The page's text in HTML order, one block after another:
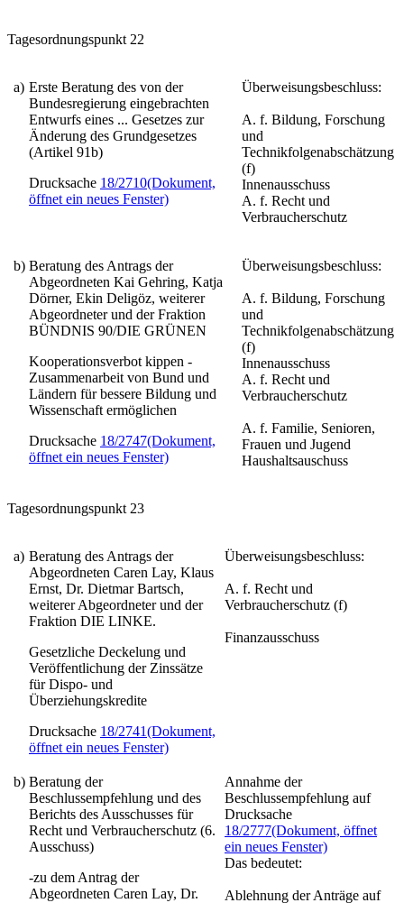
Tagesordnungspunkt 22
a) Erste Beratung des von der
Bundesregierung eingebrachten
Entwurfs eines ... Gesetzes zur
Änderung des Grundgesetzes
(Artikel 91b)
Drucksache 18/2710(Dokument,
öffnet ein neues Fenster)
Überweisungsbeschluss:
A. f. Bildung, Forschung
und
Technikfolgenabschätzung
(f)
Innenausschuss
A. f. Recht und
Verbraucherschutz
b) Beratung des Antrags der
Abgeordneten Kai Gehring, Katja
Dörner, Ekin Deligöz, weiterer
Abgeordneter und der Fraktion
BÜNDNIS 90/DIE GRÜNEN
Kooperationsverbot kippen -
Zusammenarbeit von Bund und
Ländern für bessere Bildung und
Wissenschaft ermöglichen
Drucksache 18/2747(Dokument,
öffnet ein neues Fenster)
Überweisungsbeschluss:
A. f. Bildung, Forschung
und
Technikfolgenabschätzung
(f)
Innenausschuss
A. f. Recht und
Verbraucherschutz
A. f. Familie, Senioren,
Frauen und Jugend
Haushaltsauschuss
Tagesordnungspunkt 23
a) Beratung des Antrags der
Abgeordneten Caren Lay, Klaus
Ernst, Dr. Dietmar Bartsch,
weiterer Abgeordneter und der
Fraktion DIE LINKE.
Gesetzliche Deckelung und
Veröffentlichung der Zinssätze
für Dispo- und
Überziehungskredite
Drucksache 18/2741(Dokument,
öffnet ein neues Fenster)
Überweisungsbeschluss:
A. f. Recht und
Verbraucherschutz (f)
Finanzausschuss
b) Beratung der
Beschlussempfehlung und des
Berichts des Ausschusses für
Recht und Verbraucherschutz (6.
Ausschuss)
-zu dem Antrag der
Abgeordneten Caren Lay, Dr.
Annahme der
Beschlussempfehlung auf
Drucksache
18/2777(Dokument, öffnet
ein neues Fenster)
Das bedeutet:
Ablehnung der Anträge auf